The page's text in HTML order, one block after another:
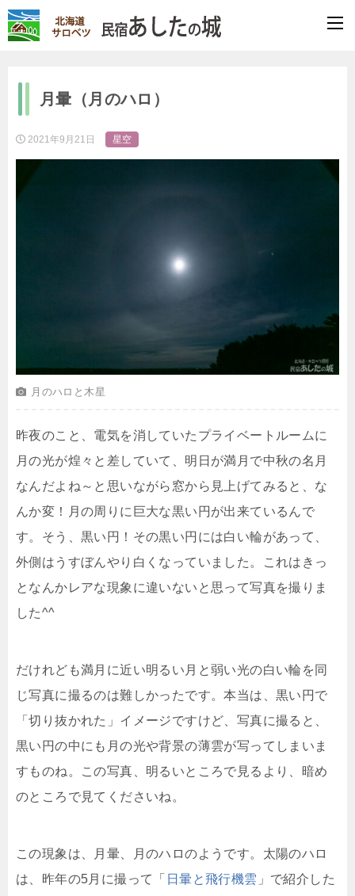
月暈（月のハロ）
2021年9月21日 星空
月のハロと木星
昨夜のこと、電気を消していたプライベートルームに
月の光が煌々と差していて、明日が満月で中秋の名月
なんだよね～と思いながら窓から見上げてみると、な
んか変！月の周りに巨大な黒い円が出来ているんで
す。そう、黒い円！その黒い円には白い輪があって、
外側はうすぼんやり白くなっていました。これはきっ
となんかレアな現象に違いないと思って写真を撮りま
した^^
だけれども満月に近い明るい月と弱い光の白い輪を同
じ写真に撮るのは難しかったです。本当は、黒い円で
「切り抜かれた」イメージですけど、写真に撮ると、
黒い円の中にも月の光や背景の薄雲が写ってしまいま
すものね。この写真、明るいところで見るより、暗め
のところで見てくださいね。
この現象は、月暈、月のハロのようです。太陽のハロ
は、昨年の5月に撮って「 日暈と飛行機雲 」で紹介した